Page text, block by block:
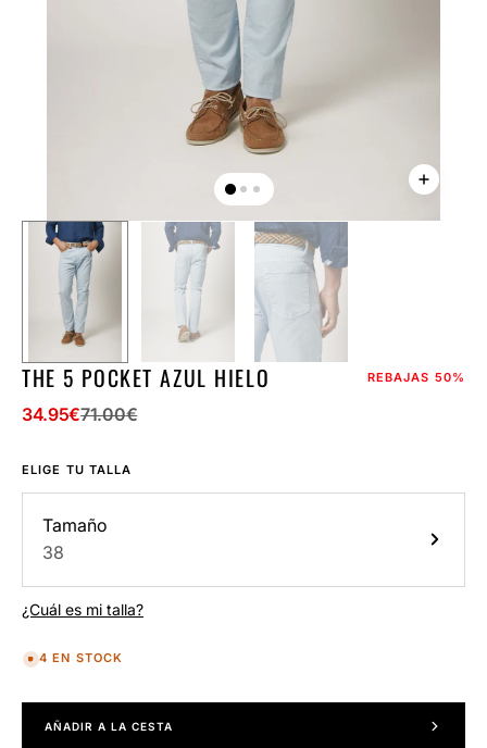
galería
THE 5 POCKET AZUL HIELO REBAJAS 50%
Precio
venta
34.95€
Precio
71.00€
ELIGE TU TALLA
Tamaño
38
¿Cuál es mi talla?
4 EN STOCK
AÑADIR A LA CESTA